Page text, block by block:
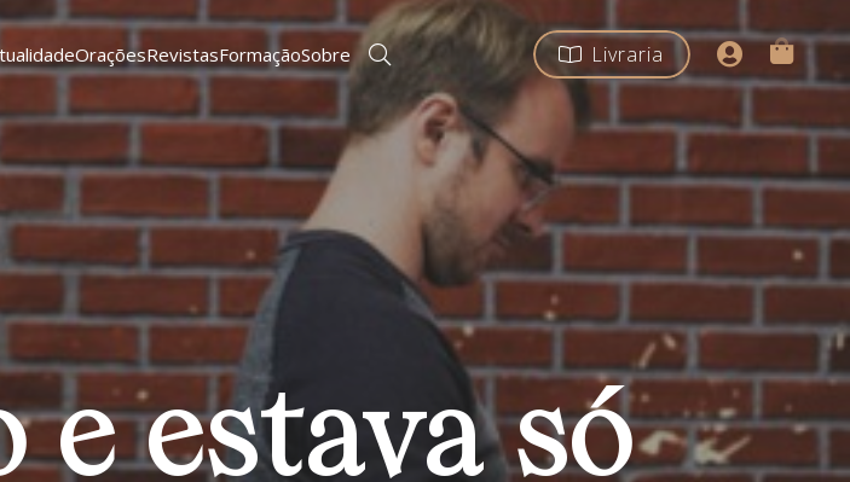
OraçõesRevistasFormaçãoSobre Livraria
estava só